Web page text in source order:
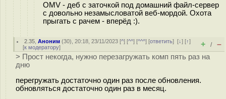
OMV - деб с заточкой под домашний файл-сервер
с довольно незамысловатой веб-мордой. Охота
прыгать с рачем - вперёд :).
2.35 ,Аноним (30), 20:18, 23/11/2023 [^] [^^] [^^^] [ответить][↓] [↑]
[к модератору] + / –
> Прост некогда, нужно перезагружать комп пять раз на
дню
перегружать достаточно один раз после обновления.
обновляться достаточно один раз в месяц.